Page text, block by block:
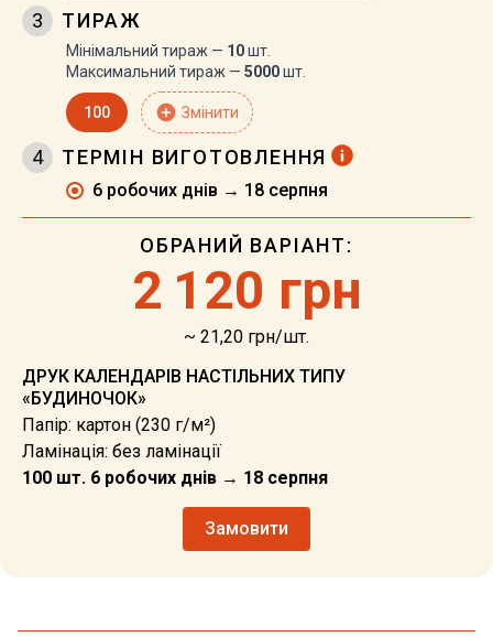
3 ТИРАЖ
Мінімальний тираж — 10шт.
Максимальний тираж — 5000шт.
100 add_circle Змінити
4 ТЕРМІН ВИГОТОВЛЕННЯ
6 робочих днів → 18 серпня
ОБРАНИЙ ВАРІАНТ:
2 120 грн
~ 21,20 грн/шт.
ДРУК КАЛЕНДАРІВ НАСТІЛЬНИХ ТИПУ
«БУДИНОЧОК»
Папір: картон (230 г/м²)
Ламінація: без ламінації
100 шт. 6 робочих днів → 18 серпня
Замовити